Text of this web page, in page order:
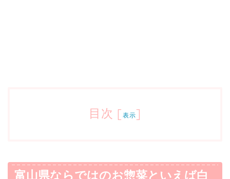
目次 [ 表示]
富山県ならではのお惣菜といえば白